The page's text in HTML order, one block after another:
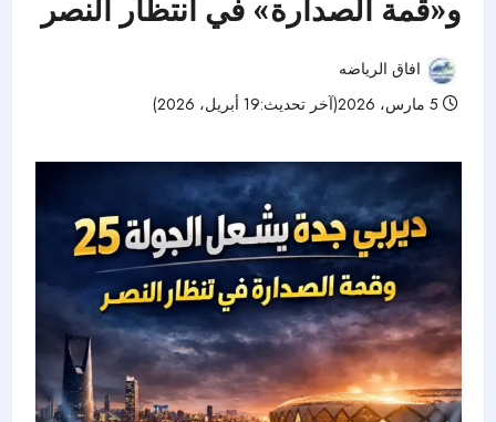
و«قمة الصدارة» في انتظار النصر
افاق الرياضه